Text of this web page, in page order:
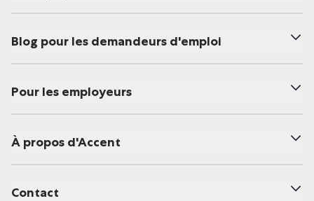
Blog pour les demandeurs d'emploi
Pour les employeurs
À propos d'Accent
Contact